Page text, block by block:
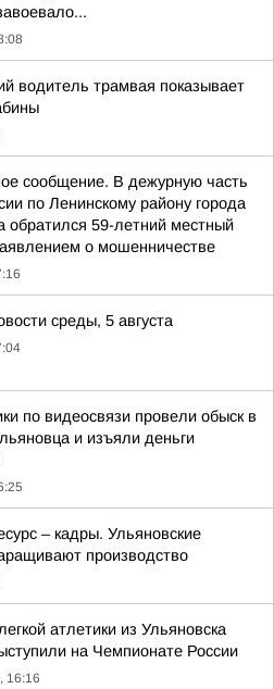
водитель трамвая показывает
сообщение. В дежурную часть
по Ленинскому району города
обратился 59-летний местный
о мошенничестве
среды, 5 августа
по видеосвязи провели обыск в
и изъяли деньги
– кадры. Ульяновские
производство
атлетики из Ульяновска
на Чемпионате России
16:16